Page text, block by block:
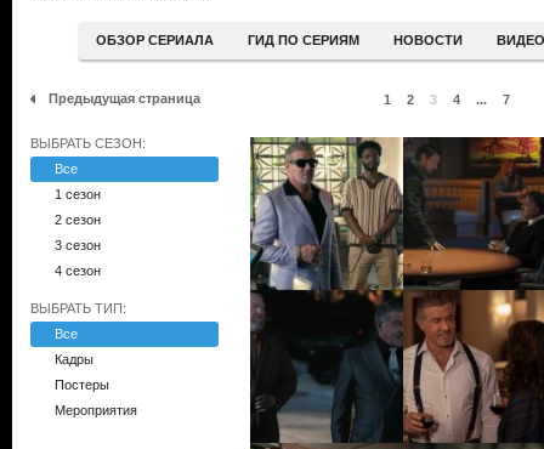
ОБЗОР СЕРИАЛА ГИД ПО СЕРИЯМ НОВОСТИ ВИДЕО
Предыдущая страница 1 2 3 4 ... 7
ВЫБРАТЬ СЕЗОН:
Все
1 сезон
2 сезон
3 сезон
4 сезон
ВЫБРАТЬ ТИП:
Все
Кадры
Постеры
Мероприятия